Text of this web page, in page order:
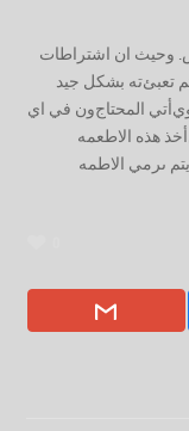
وحيث ان اشتراطات
تعبئته بشكل جيد
تي المحتاجون في اي
خذ هذه الاطعمه
ىرمي الاطمه